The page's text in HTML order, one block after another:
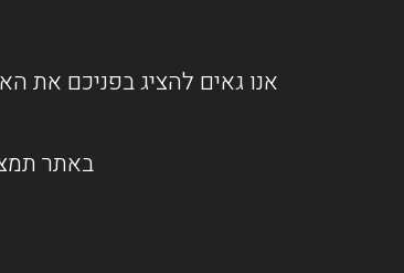
אנו גאים להציג בפניכם את
באתר